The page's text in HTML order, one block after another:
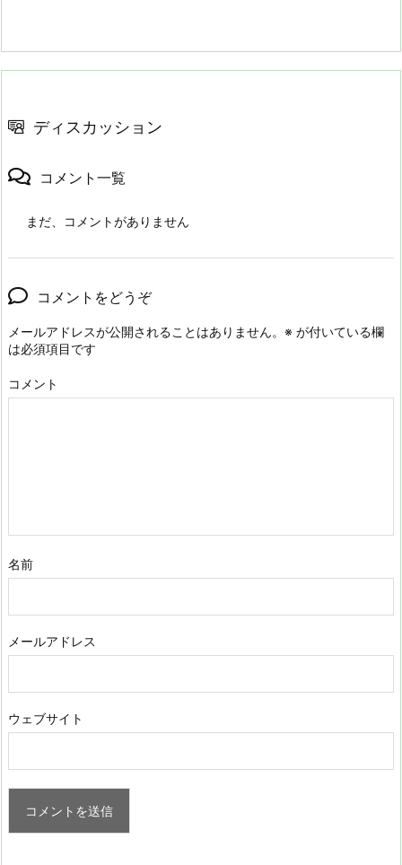
ディスカッション
コメント一覧
まだ、コメントがありません
コメントをどうぞ
メールアドレスが公開されることはありません。 ※ が付いている欄
は必須項目です
コメント
名前
メールアドレス
ウェブサイト